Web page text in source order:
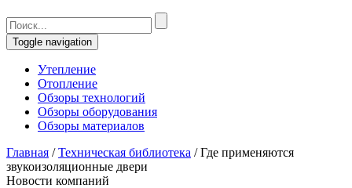
Toggle navigation
Утепление
Отопление
Обзоры технологий
Обзоры оборудования
Обзоры материалов
Главная /Техническая библиотека /Где применяются
звукоизоляционные двери
Новости компаний